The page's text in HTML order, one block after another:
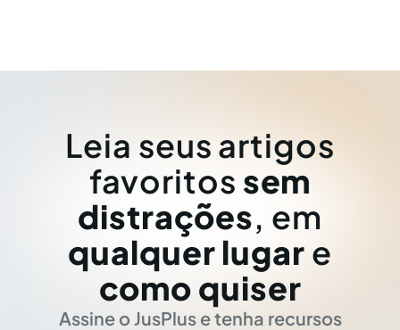
Leia seus artigos
favoritos sem
distrações, em
qualquer lugar e
como quiser
Assine o JusPlus e tenha recursos